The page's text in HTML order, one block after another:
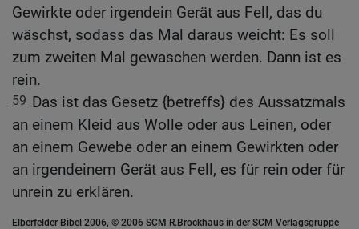
Gewirkte oder irgendein Gerät aus Fell, das du
wäschst, sodass das Mal daraus weicht: Es soll
zum zweiten Mal gewaschen werden. Dann ist es
rein.
59 Das ist das Gesetz {betreffs} des Aussatzmals
an einem Kleid aus Wolle oder aus Leinen, oder
an einem Gewebe oder an einem Gewirkten oder
an irgendeinem Gerät aus Fell, es für rein oder für
unrein zu erklären.
Elberfelder Bibel 2006, © 2006 SCM R.Brockhaus in der SCM Verlagsgruppe